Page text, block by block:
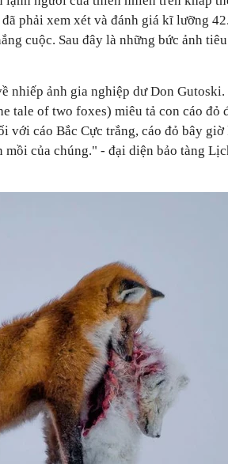
phải xem xét và đánh giá kĩ lưỡng
cuộc. Sau đây là những bức ảnh
nhiếp ảnh gia nghiệp dư Don
tale of two foxes) miêu tả con cáo đỏ
với cáo Bắc Cực trắng, cáo đỏ bây
mồi của chúng." - đại diện bảo tàng